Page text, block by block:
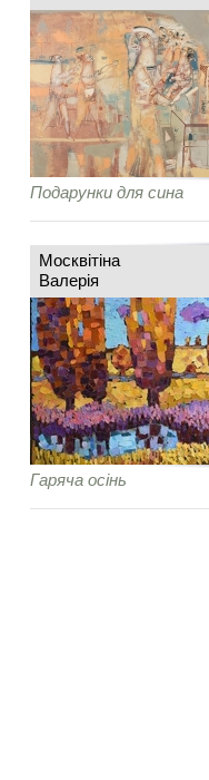
Подарунки для сина
Москвітіна
Валерія
Гаряча осінь